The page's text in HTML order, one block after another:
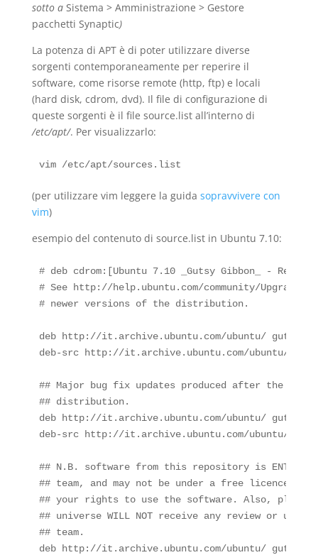
sotto a Sistema > Amministrazione > Gestore
pacchetti Synaptic)
La potenza di APT è di poter utilizzare diverse
sorgenti contemporaneamente per reperire il
software, come risorse remote (http, ftp) e locali
(hard disk, cdrom, dvd). Il file di configurazione di
queste sorgenti è il file source.list all’interno di
/etc/apt/. Per visualizzarlo:
(per utilizzare vim leggere la guida sopravvivere con
vim)
esempio del contenuto di source.list in Ubuntu 7.10:
# deb cdrom:[Ubuntu 7.10 _Gutsy Gibbon_ -
# See http://help.ubuntu.com/community/
# newer versions of the distribution.
deb http://it.archive.ubuntu.com/ubuntu/ gutsy
deb-src http://it.archive.ubuntu.com/ubuntu/
## Major bug fix updates produced after the
## distribution.
deb http://it.archive.ubuntu.com/ubuntu/ gutsy-
deb-src http://it.archive.ubuntu.com/ubuntu/
## N.B. software from this repository is ENTIRELY
## team, and may not be under a free licence.
## your rights to use the software. Also,
## universe WILL NOT receive any review or
## team.
deb http://it.archive.ubuntu.com/ubuntu/ gutsy